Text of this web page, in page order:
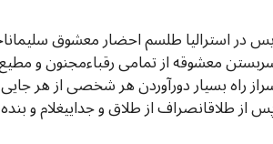
در استرالیا طلسم احضار معشوق
معشوقه از تمامی رقباءمجنون و
راه بسیار دورآوردن هر شخصی از هر
از طلاقانصراف از طلاق و جداییغلام و